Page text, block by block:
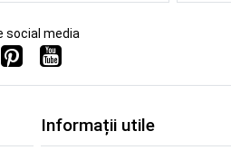
social media
Informații utile